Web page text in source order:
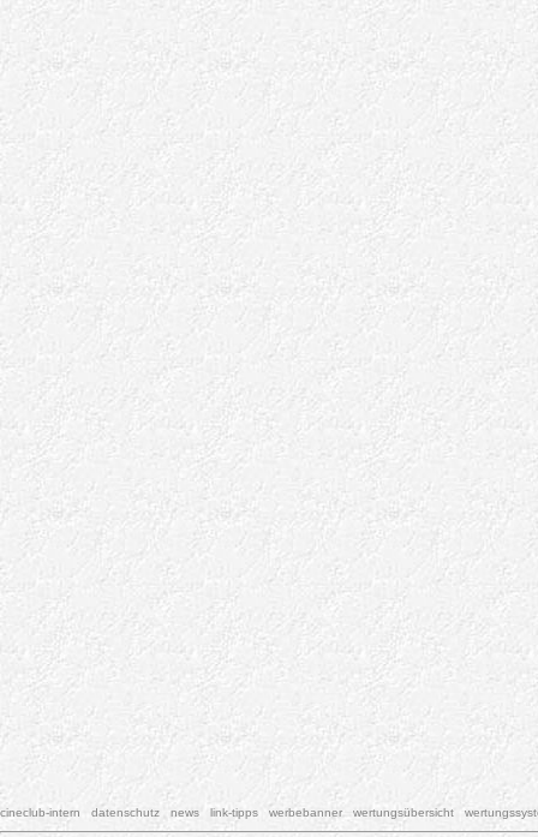
cineclub-intern datenschutz news link-tipps werbebanner wertungsübersicht